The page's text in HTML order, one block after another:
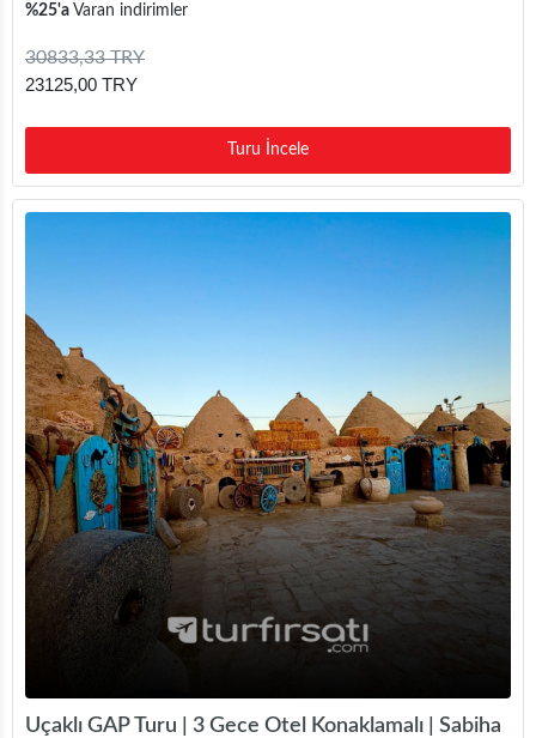
%25'a Varan indirimler
30833,33 TRY
23125,00 TRY
Turu İncele
Uçaklı GAP Turu | 3 Gece Otel Konaklamalı | Sabiha